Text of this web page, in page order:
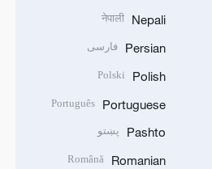
Nepali
नेपाली
Persian فارسی
Polish
Polski
Portuguese
Português
Pashto پښتو
Romanian
Română